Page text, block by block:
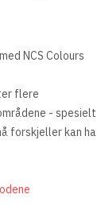
NCS Colours
flere
- spesielt
forskjeller kan ha